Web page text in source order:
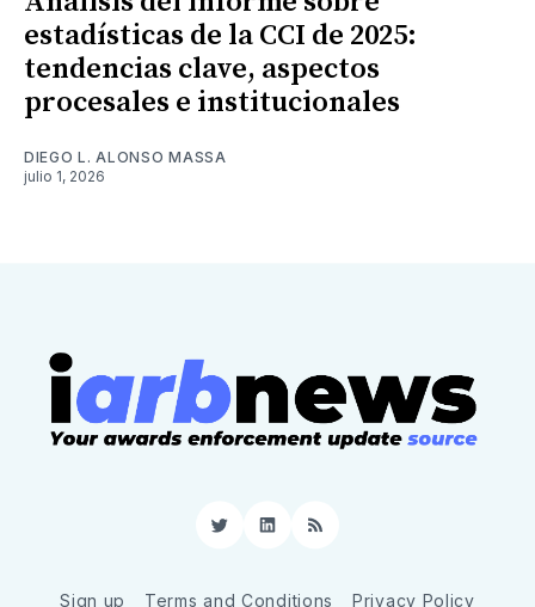
estadísticas de la CCI de 2025:
tendencias clave, aspectos
procesales e institucionales
DIEGO L. ALONSO MASSA
julio 1, 2026
TwitterLinkedIn
RSS
Sign up Terms and Conditions Privacy Policy